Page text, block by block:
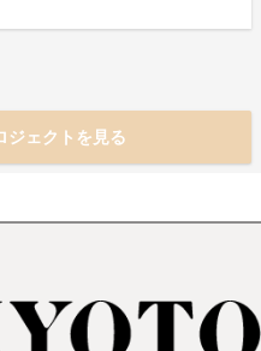
ジェクトを見る